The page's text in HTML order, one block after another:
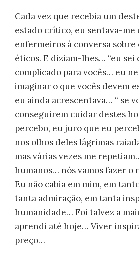
Cada vez que recebia um
estado crítico, eu sentava-me
enfermeiros à conversa sobre
éticos. E diziam-lhes… “eu sei
complicado para vocês… eu
imaginar o que vocês devem
eu ainda acrescentava… “ se
conseguirem cuidar destes
percebo, eu juro que eu
nos olhos deles lágrimas
mas várias vezes me
humanos… nós vamos fazer o
Eu não cabia em mim, em
tanta admiração, em tanta
humanidade… Foi talvez a
aprendi até hoje… Viver
preço…